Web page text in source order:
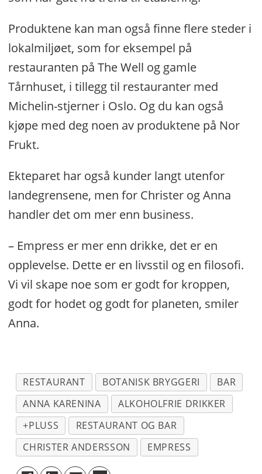
Produktene kan man også finne flere steder i
lokalmiljøet, som for eksempel på
restauranten på The Well og gamle
Tårnhuset, i tillegg til restauranter med
Michelin-stjerner i Oslo. Og du kan også
kjøpe med deg noen av produktene på Nor
Frukt.
Ekteparet har også kunder langt utenfor
landegrensene, men for Christer og Anna
handler det om mer enn business.
– Empress er mer enn drikke, det er en
opplevelse. Dette er en livsstil og en filosofi.
Vi vil skape noe som er godt for kroppen,
godt for hodet og godt for planeten, smiler
Anna.
RESTAURANT BOTANISK BRYGGERI
BAR
ANNA KARENINA
ALKOHOLFRIE DRIKKER
+PLUSS
RESTAURANT OG BAR
CHRISTER ANDERSSON
EMPRESS